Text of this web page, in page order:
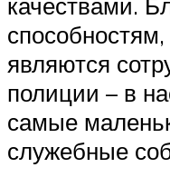
являются
полиции – в
самые
служебные